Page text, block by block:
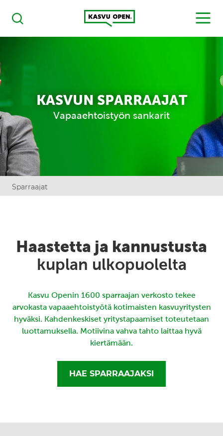
Haku
Kasvu Open
MENU
KASVUN SPARRAAJAT
Vapaaehtoistyön sankarit
Sparraajat
Haastetta ja kannustusta
kuplan ulkopuolelta
Kasvu Openin 1600 sparraajan verkosto tekee
arvokasta vapaaehtoistyötä kotimaisten kasvuyritysten
hyväksi. Kahdenkeskiset yritystapaamiset toteutetaan
luottamuksella. Motiivina vahva tahto laittaa hyvä
kiertämään.
HAE SPARRAAJAKSI